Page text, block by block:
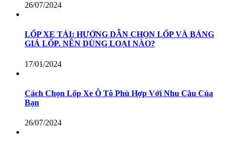
26/07/2024
LỐP XE TẢI: HƯỚNG DẪN CHỌN LỐP VÀ BẢNG
GIÁ LỐP. NÊN DÙNG LOẠI NÀO?
17/01/2024
Cách Chọn Lốp Xe Ô Tô Phù Hợp Với Nhu Cầu Của
Bạn
26/07/2024